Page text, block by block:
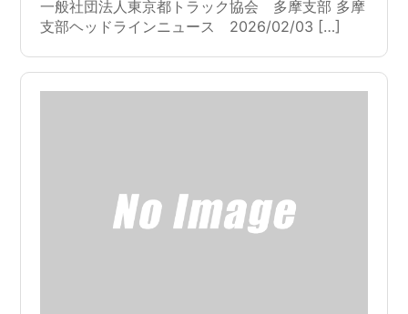
一般社団法人東京都トラック協会 多摩支部 多摩
支部ヘッドラインニュース 2026/02/03 […]